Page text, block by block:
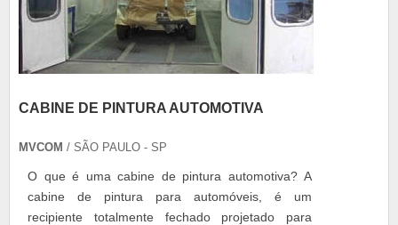
CABINE DE PINTURA AUTOMOTIVA
MVCOM / SÃO PAULO - SP
O que é uma cabine de pintura automotiva? A
cabine de pintura para automóveis, é um
recipiente totalmente fechado projetado para